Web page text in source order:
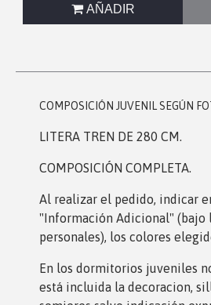
AÑADIR
COMPOSICIÓN JUVENIL SEGÚN
LITERA TREN DE 280 CM.
COMPOSICIÓN COMPLETA.
Al realizar el pedido, indicar
"Información Adicional" (bajo
personales), los colores
En los dormitorios juveniles
está incluida la decoracion,